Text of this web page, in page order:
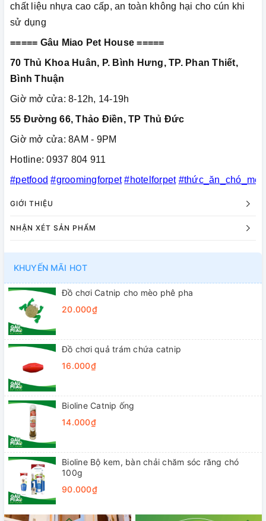
chất liệu nhựa cao cấp, an toàn không hại cho cún khi
sử dụng
===== Gâu Miao Pet House =====
70 Thủ Khoa Huân, P. Bình Hưng, TP. Phan Thiết,
Bình Thuận
Giờ mở cửa: 8-12h, 14-19h
55 Đường 66, Thảo Điền, TP Thủ Đức
Giờ mở cửa: 8AM - 9PM
Hotline: 0937 804 911
#petfood #groomingforpet #hotelforpet #thức_ăn_chó_mèo
GIỚI THIỆU
NHẬN XÉT SẢN PHẨM
KHUYẾN MÃI HOT
Đồ chơi Catnip cho mèo phê pha
20.000₫
Đồ chơi quả trám chứa catnip
16.000₫
Bioline Catnip ống
14.000₫
Bioline Bộ kem, bàn chải chăm sóc răng chó
100g
90.000₫